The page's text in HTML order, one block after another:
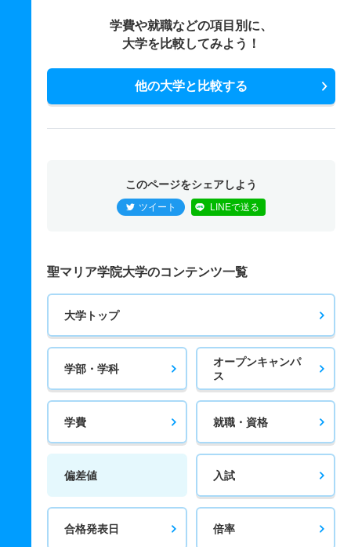
学費や就職などの項目別に、
大学を比較してみよう！
他の大学と比較する
このページをシェアしよう
ツイート LINEで送る
聖マリア学院大学のコンテンツ一覧
大学トップ
学部・学科
オープンキャンパ
ス
学費 就職・資格
偏差値 入試
合格発表日 倍率